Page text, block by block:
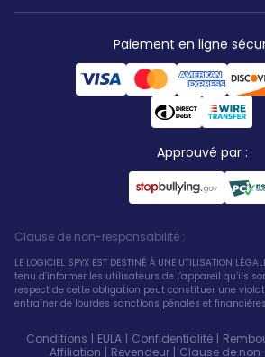
Paiement en ligne
Approuvé par :
Clause de non-responsabilité :
LE LOGICIEL SPYX EST DESTINÉ À UNE UTILISATION
tenu d’informer les utilisateurs de l’appareil qu’ils
respect de cette obligation peut constituer une
entraîner de lourdes sanctions pénales et
Conditions | EULA | Confidentialité |
Affiliation | Revendeur | Clause de